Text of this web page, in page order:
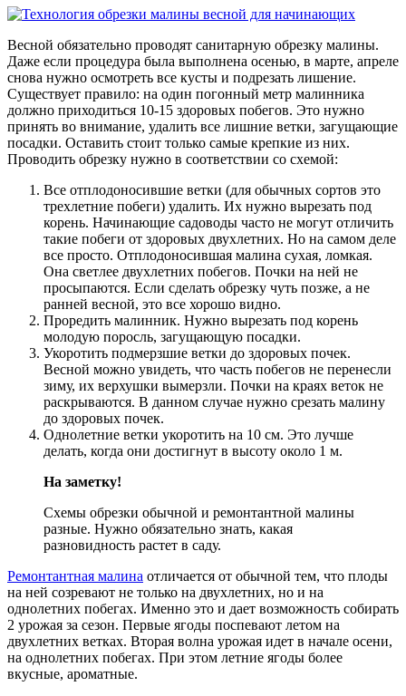
Весной обязательно проводят санитарную обрезку малины.
Даже если процедура была выполнена осенью, в марте, апреле
снова нужно осмотреть все кусты и подрезать лишение.
Существует правило: на один погонный метр малинника
должно приходиться 10-15 здоровых побегов. Это нужно
принять во внимание, удалить все лишние ветки, загущающие
посадки. Оставить стоит только самые крепкие из них.
Проводить обрезку нужно в соответствии со схемой:
Все отплодоносившие ветки (для обычных сортов это
трехлетние побеги) удалить. Их нужно вырезать под
корень. Начинающие садоводы часто не могут отличить
такие побеги от здоровых двухлетних. Но на самом деле
все просто. Отплодоносившая малина сухая, ломкая.
Она светлее двухлетних побегов. Почки на ней не
просыпаются. Если сделать обрезку чуть позже, а не
ранней весной, это все хорошо видно.
Проредить малинник. Нужно вырезать под корень
молодую поросль, загущающую посадки.
Укоротить подмерзшие ветки до здоровых почек.
Весной можно увидеть, что часть побегов не перенесли
зиму, их верхушки вымерзли. Почки на краях веток не
раскрываются. В данном случае нужно срезать малину
до здоровых почек.
Однолетние ветки укоротить на 10 см. Это лучше
делать, когда они достигнут в высоту около 1 м.
На заметку!
Схемы обрезки обычной и ремонтантной малины
разные. Нужно обязательно знать, какая
разновидность растет в саду.
Ремонтантная малина отличается от обычной тем, что плоды
на ней созревают не только на двухлетних, но и на
однолетних побегах. Именно это и дает возможность собирать
2 урожая за сезон. Первые ягоды поспевают летом на
двухлетних ветках. Вторая волна урожая идет в начале осени,
на однолетних побегах. При этом летние ягоды более
вкусные, ароматные.